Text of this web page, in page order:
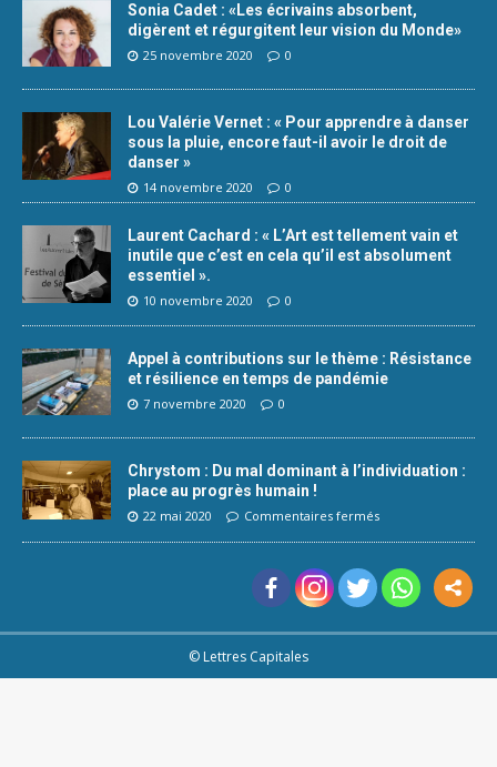
Sonia Cadet : «Les écrivains absorbent,
digèrent et régurgitent leur vision du Monde»
25 novembre 2020 0
Lou Valérie Vernet : « Pour apprendre à danser
sous la pluie, encore faut-il avoir le droit de
danser »
14 novembre 2020 0
Laurent Cachard : « L’Art est tellement vain et
inutile que c’est en cela qu’il est absolument
essentiel ».
10 novembre 2020 0
Appel à contributions sur le thème : Résistance
et résilience en temps de pandémie
7 novembre 2020 0
Chrystom : Du mal dominant à l’individuation :
place au progrès humain !
22 mai 2020 Commentaires fermés
© Lettres Capitales